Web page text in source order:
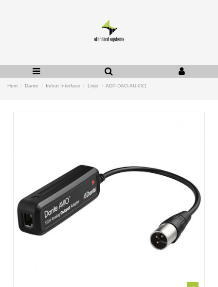
Hem Dante In/out Interface Linje ADP-DAO-AU-0X1